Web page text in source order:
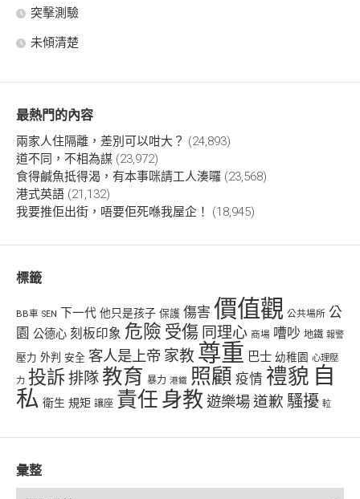
突擊測驗
未傾清楚
最熱門的內容
兩家人住隔離，差別可以咁大？ (24,893)
道不同，不相為謀 (23,972)
食得鹹魚抵得渴，有本事咪請工人湊囉 (23,568)
港式英語 (21,132)
我要推佢出街，唔要佢死喺我屋企！
(18,945)
標籤
BB車 SEN 下一代 他只是孩子 保護 傷害 價值觀 公共場所 公
園 公德心 刻板印象 危險 受傷 同理心 商場 嘈吵 地鐵 報警
壓力 外判 安全 客人是上帝 家教 尊重 巴士 幼稚園 心理壓
力 投訴排隊 教育 暴力 港鐵 照顧 疫情 禮貌 自
私 衛生 規矩 讓座 責任 身教遊樂場道歉 騷擾 𨋢
彙整